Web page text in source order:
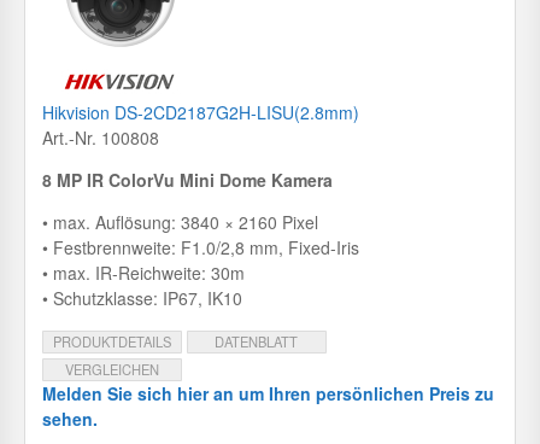
Hikvision DS-2CD2187G2H-LISU(2.8mm)
Art.-Nr. 100808
8 MP IR ColorVu Mini Dome Kamera
• max. Auflösung: 3840 × 2160 Pixel
• Festbrennweite: F1.0/2,8 mm, Fixed-Iris
• max. IR-Reichweite: 30m
• Schutzklasse: IP67, IK10
PRODUKTDETAILS
DATENBLATT
VERGLEICHEN
Melden Sie sich hier an um Ihren persönlichen Preis zu
sehen.